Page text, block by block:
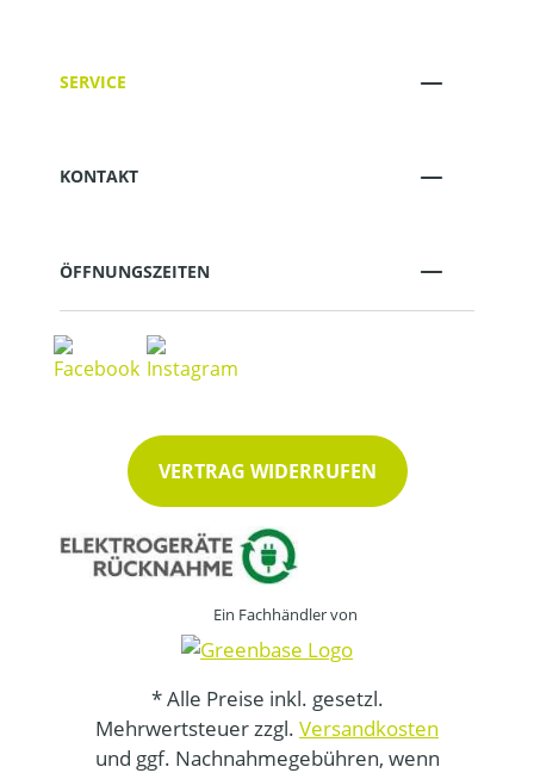
SERVICE
KONTAKT
ÖFFNUNGSZEITEN
VERTRAG WIDERRUFEN
Ein Fachhändler von
* Alle Preise inkl. gesetzl.
Mehrwertsteuer zzgl. Versandkosten
und ggf. Nachnahmegebühren, wenn